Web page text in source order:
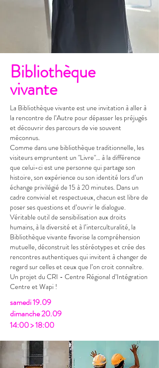
Bibliothèque
vivante
La Bibliothèque vivante est une invitation à aller à
la rencontre de l’Autre pour dépasser les préjugés
et découvrir des parcours de vie souvent
méconnus.
Comme dans une bibliothèque traditionnelle, les
visiteurs empruntent un "Livre"… à la différence
que celui-ci est une personne qui partage son
histoire, son expérience ou son identité lors d’un
échange privilégié de 15 à 20 minutes. Dans un
cadre convivial et respectueux, chacun est libre de
poser ses questions et d’ouvrir le dialogue.
Véritable outil de sensibilisation aux droits
humains, à la diversité et à l’interculturalité, la
Bibliothèque vivante favorise la compréhension
mutuelle, déconstruit les stéréotypes et crée des
rencontres authentiques qui invitent à changer de
regard sur celles et ceux que l’on croit connaître.
Un projet du CRI - Centre Régional d’Intégration
Centre et Wapi !
samedi 19.09
dimanche 20.09
14:00 > 18:00